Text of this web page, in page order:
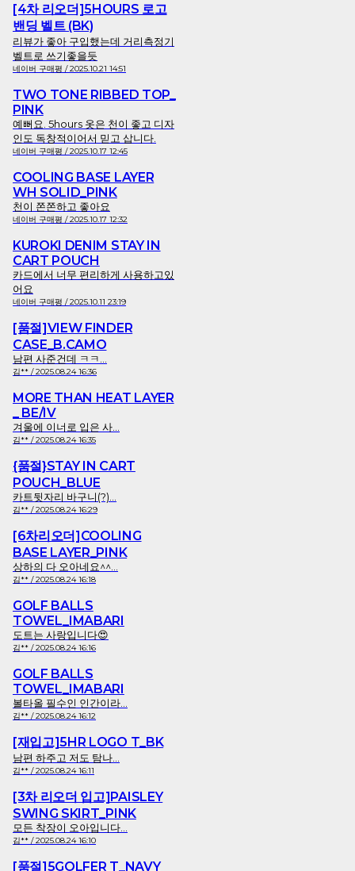
[4차 리오더]5HOURS 로고
밴딩 벨트 (BK)
리뷰가 좋아 구입했는데 거리측정기
벨트로 쓰기좋을듯
네이버 구매평 / 2025.10.21 14:51
TWO TONE RIBBED TOP_
PINK
예뻐요. 5hours 옷은 천이 좋고 디자
인도 독창적이어서 믿고 삽니다.
네이버 구매평 / 2025.10.17 12:45
COOLING BASE LAYER
WH SOLID_PINK
천이 쫀쫀하고 좋아요
네이버 구매평 / 2025.10.17 12:32
KUROKI DENIM STAY IN
CART POUCH
카드에서 너무 편리하게 사용하고있
어요
네이버 구매평 / 2025.10.11 23:19
[품절]VIEW FINDER
CASE_B.CAMO
남편 사준건데 ㅋㅋ...
김** / 2025.08.24 16:36
MORE THAN HEAT LAYER
_ BE/IV
겨울에 이너로 입은 사...
김** / 2025.08.24 16:35
{품절}STAY IN CART
POUCH_BLUE
카트뒷자리 바구니(?)...
김** / 2025.08.24 16:29
[6차리오더]COOLING
BASE LAYER_PINK
상하의 다 오아네요^^...
김** / 2025.08.24 16:18
GOLF BALLS
TOWEL_IMABARI
도트는 사랑입니다😍
김** / 2025.08.24 16:16
GOLF BALLS
TOWEL_IMABARI
볼타올 필수인 인간이라...
김** / 2025.08.24 16:12
[재입고]5HR LOGO T_BK
남편 하주고 저도 탐나...
김** / 2025.08.24 16:11
[3차 리오더 입고]PAISLEY
SWING SKIRT_PINK
모든 착장이 오아입니다...
김** / 2025.08.24 16:10
[품절]5GOLFER T_NAVY